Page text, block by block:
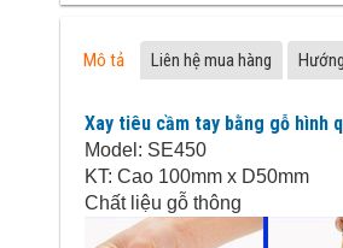
Mô tả Liên hệ mua hàng
Xay tiêu cầm tay bằng gỗ hình
Model: SE450
KT: Cao 100mm x D50mm
Chất liệu gỗ thông